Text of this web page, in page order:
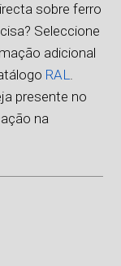
sobre ferro
Seleccione
adicional
RAL.
presente no
na